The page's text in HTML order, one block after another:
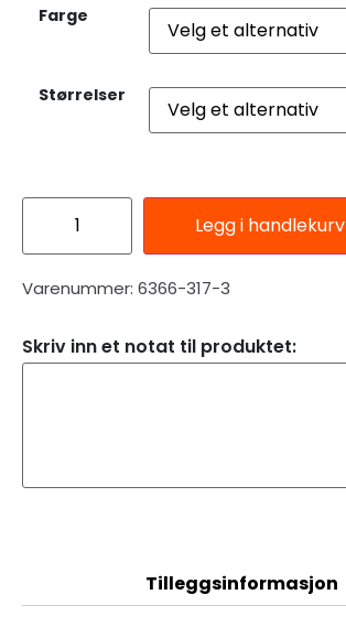
Farge
Størrelser
Legg i handlekurv
Varenummer: 6366-317-3
Skriv inn et notat til produktet:
Tilleggsinformasjon